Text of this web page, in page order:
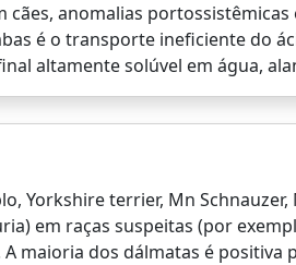
anomalias
é o transporte ineficiente do
altamente solúvel em água,
Yorkshire terrier, Mn Schnauzer,
em raças suspeitas (por
maioria dos dálmatas é positiva